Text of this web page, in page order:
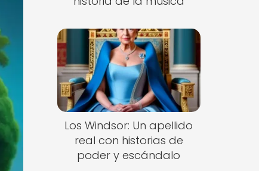
Los Windsor: Un apellido
real con historias de
poder y escándalo